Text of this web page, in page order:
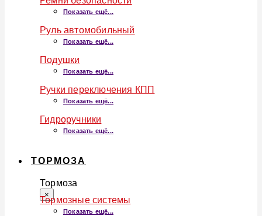
Показать ещё...
Руль автомобильный
Показать ещё...
Подушки
Показать ещё...
Ручки переключения КПП
Показать ещё...
Гидроручники
Показать ещё...
ТОРМОЗА
Тормоза
×
Тормозные системы
Показать ещё...